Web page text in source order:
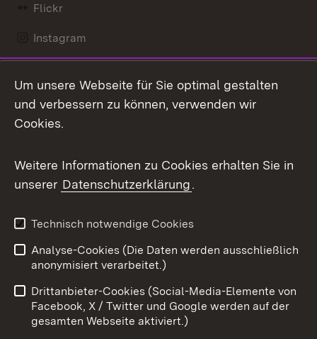
Flickr
Instagram
Mastodon
Messenger
Social Wall
X / Twitter
Youtube
Benutzungshinweise
Barrierefreiheit
Datenschutz
Cookies
Um unsere Webseite für Sie optimal gestalten
und verbessern zu können, verwenden wir
Cookies.
Weitere Informationen zu Cookies erhalten Sie in
unserer Datenschutzerklärung.
Technisch notwendige Cookies
Analyse-Cookies (Die Daten werden ausschließlich
anonymisiert verarbeitet.)
Drittanbieter-Cookies (Social-Media-Elemente von
Facebook, X / Twitter und Google werden auf der
gesamten Webseite aktiviert.)